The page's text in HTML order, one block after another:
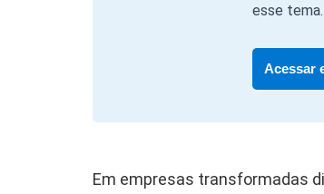
esse tema.
Acessar
Em empresas transformadas